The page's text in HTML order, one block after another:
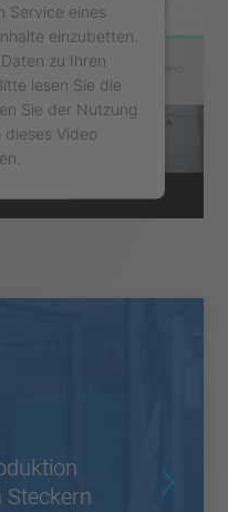
Service eines
einzubetten.
zu Ihren
lesen Sie die
Sie der Nutzung
dieses Video
Steckern